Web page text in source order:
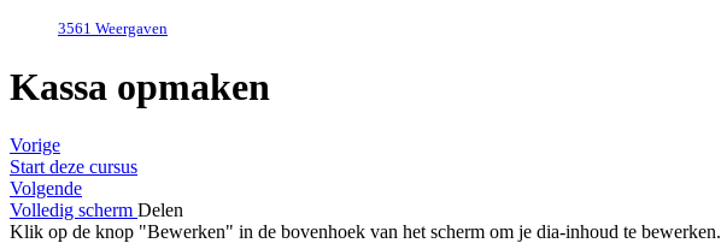
3561 Weergaven
Kassa opmaken
Vorige
Start deze cursus
Volgende
Volledig scherm Delen
Klik op de knop "Bewerken" in de bovenhoek van het scherm om je dia-inhoud te bewerken.